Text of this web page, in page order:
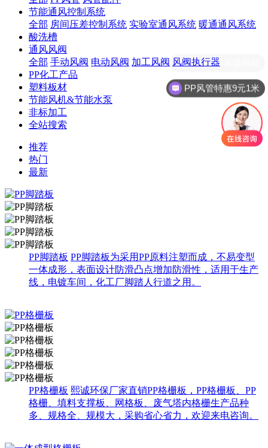
节能通风控制系统
全部 房间压差控制系统 实验室通风系统 暖通通风系统
酸洗槽
通风风阀
全部 手动风阀 电动风阀 加工风阀 风阀执行器
PP化工产品
塑料板材
节能风机&节能水泵
非标加工
全站搜索
推荐
热门
最新
PP脚踏板 PP脚踏板为采用PP原料注塑而成，不易变型
一体成形，表面设计防滑凸点增加防滑性，适用于生产
线，电镀车间，化工厂脚踏人行道之用。
PP格栅板 熙诚环保厂家直销PP格栅板，PP格栅板、PP
格栅、填料支撑板、网格板、废气塔内格栅生产品种
多、规格全、规模大，采购省心省力，欢迎来电咨询。
PP风管特惠9元1米
咨询活性炭吸附箱